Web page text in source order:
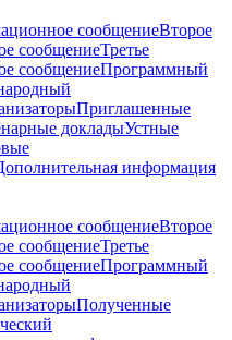
сообщениеВторое
сообщениеТретье
сообщениеПрограммный
Приглашенные
докладыУстные
информация
сообщениеВторое
сообщениеТретье
сообщениеПрограммный
Полученные